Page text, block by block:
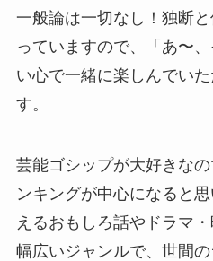
一般論は一切なし！独断
っていますので、「あ〜
い心で一緒に楽しんでい
す。
芸能ゴシップが大好きな
ンキングが中心になると
えるおもしろ話やドラマ
幅広いジャンルで、世間